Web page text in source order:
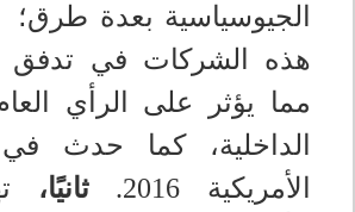
الجيوسياسية بعدة طرق؛
هذه الشركات في تدفق
مما يؤثر على الرأي
الداخلية، كما حدث في
الأمريكية 2016.
ثانيًا،